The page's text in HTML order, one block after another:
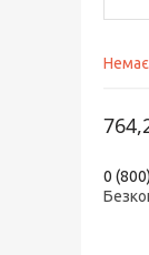
Немає
0